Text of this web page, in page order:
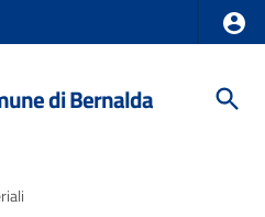
di Bernalda